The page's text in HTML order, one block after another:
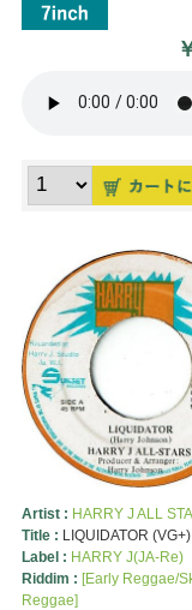
Artist : HARRY J ALL
Title : LIQUIDATOR (VG+)
Label : HARRY J(JA-Re)
Riddim : [Early Reggae/
Reggae]